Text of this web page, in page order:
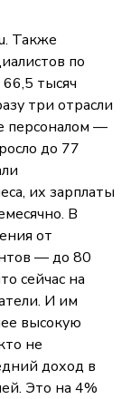
Также
по
тысяч
три отрасли
персоналом —
до 77
их зарплаты
В
от
— до 80
сейчас на
И им
высокую
не
доход в
Это на 4%